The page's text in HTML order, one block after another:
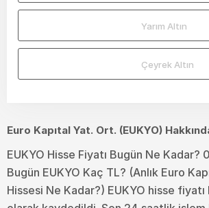
Yarım Altın
Çeyrek Altın
Euro Kapıtal Yat. Ort. (EUKYO)
EUKYO Hisse Fiyatı Bugün Ne
Bugün EUKYO Kaç TL? (Anlık Euro
Hissesi Ne Kadar?) EUKYO hisse fiyatı